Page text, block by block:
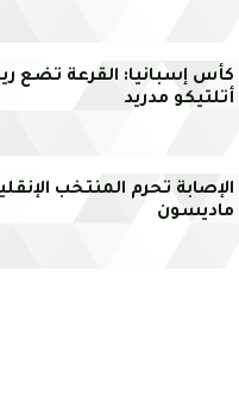
كأس إسبانيا: القرعة تضع
أتلتيكو مدريد
الإصابة تحرم المنتخب
ماديسون